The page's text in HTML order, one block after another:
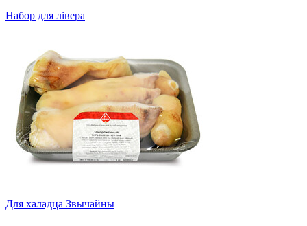
Набор для лівера
Для халадца Звычайны